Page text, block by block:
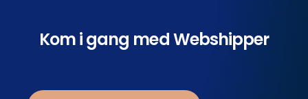
Kom i gang med Webshipper